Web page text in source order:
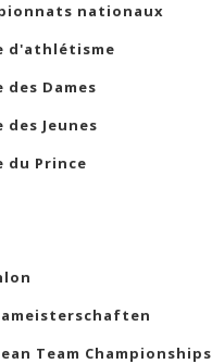
nationaux
d'athlétisme
des Dames
des Jeunes
du Prince
Team Championships